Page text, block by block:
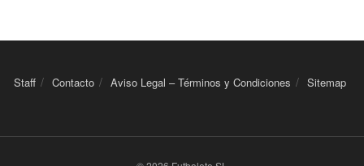
Staff Contacto Aviso Legal – Términos y Condiciones Sitemap